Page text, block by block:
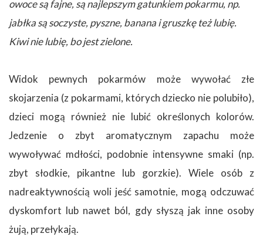
owoce są fajne, są najlepszym gatunkiem pokarmu, np.
jabłka są soczyste, pyszne, banana i gruszkę też lubię.
Kiwi nie lubię, bo jest zielone.
Widok pewnych pokarmów może wywołać złe
skojarzenia (z pokarmami, których dziecko nie polubiło),
dzieci mogą również nie lubić określonych kolorów.
Jedzenie o zbyt aromatycznym zapachu może
wywoływać mdłości, podobnie intensywne smaki (np.
zbyt słodkie, pikantne lub gorzkie). Wiele osób z
nadreaktywnością woli jeść samotnie, mogą odczuwać
dyskomfort lub nawet ból, gdy słyszą jak inne osoby
żują, przełykają.